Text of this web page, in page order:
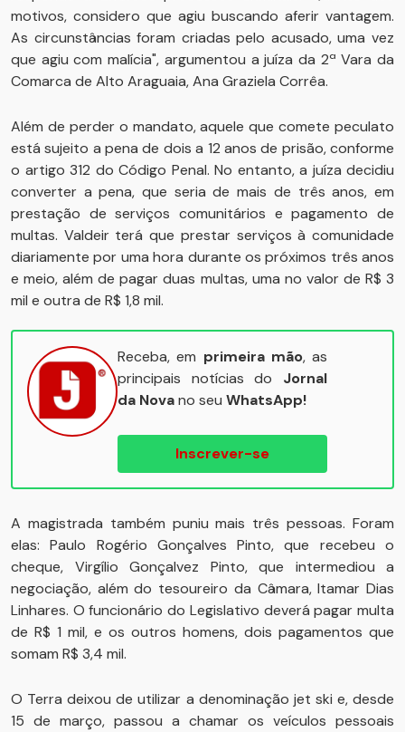
motivos, considero que agiu buscando aferir vantagem.
As circunstâncias foram criadas pelo acusado, uma vez
que agiu com malícia", argumentou a juíza da 2ª Vara da
Comarca de Alto Araguaia, Ana Graziela Corrêa.
Além de perder o mandato, aquele que comete peculato
está sujeito a pena de dois a 12 anos de prisão, conforme
o artigo 312 do Código Penal. No entanto, a juíza decidiu
converter a pena, que seria de mais de três anos, em
prestação de serviços comunitários e pagamento de
multas. Valdeir terá que prestar serviços à comunidade
diariamente por uma hora durante os próximos três anos
e meio, além de pagar duas multas, uma no valor de R$ 3
mil e outra de R$ 1,8 mil.
Receba, em primeira mão, as
principais notícias do Jornal
da Novano seu WhatsApp!
Inscrever-se
A magistrada também puniu mais três pessoas. Foram
elas: Paulo Rogério Gonçalves Pinto, que recebeu o
cheque, Virgílio Gonçalvez Pinto, que intermediou a
negociação, além do tesoureiro da Câmara, Itamar Dias
Linhares. O funcionário do Legislativo deverá pagar multa
de R$ 1 mil, e os outros homens, dois pagamentos que
somam R$ 3,4 mil.
O Terra deixou de utilizar a denominação jet ski e, desde
15 de março, passou a chamar os veículos pessoais